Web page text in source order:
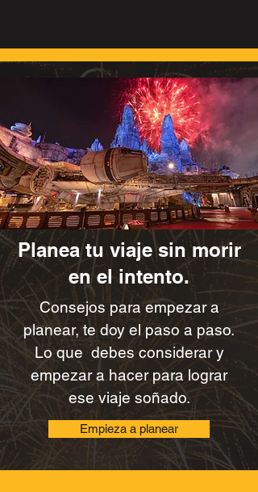
Planea tu viaje sin morir
en el intento.
Consejos para empezar a
planear, te doy el paso a paso.
Lo que debes considerar y
empezar a hacer para lograr
ese viaje soñado.​
Empieza a planear